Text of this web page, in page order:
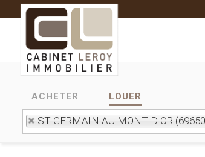
ACHETER LOUER
ST GERMAIN AU MONT D OR